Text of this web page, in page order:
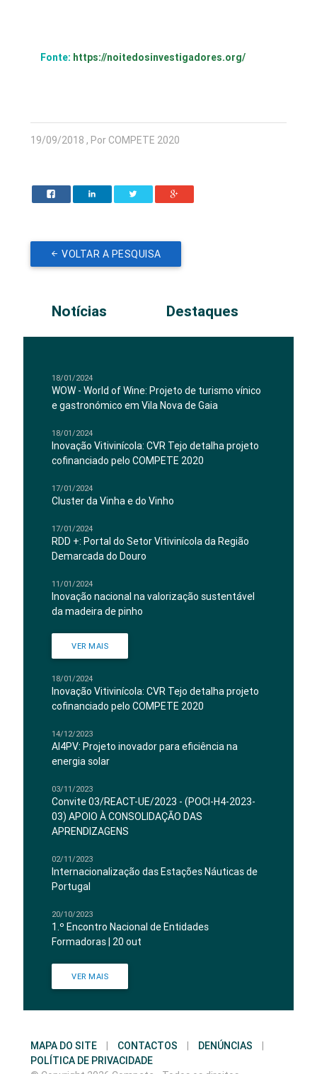
Fonte: https://noitedosinvestigadores.org/
19/09/2018 , Por COMPETE 2020
VOLTAR A PESQUISA
Notícias Destaques
18/01/2024
WOW - World of Wine: Projeto de turismo vínico
e gastronómico em Vila Nova de Gaia
18/01/2024
Inovação Vitivinícola: CVR Tejo detalha projeto
cofinanciado pelo COMPETE 2020
17/01/2024
Cluster da Vinha e do Vinho
17/01/2024
RDD +: Portal do Setor Vitivinícola da Região
Demarcada do Douro
11/01/2024
Inovação nacional na valorização sustentável
da madeira de pinho
VER MAIS
18/01/2024
Inovação Vitivinícola: CVR Tejo detalha projeto
cofinanciado pelo COMPETE 2020
14/12/2023
AI4PV: Projeto inovador para eficiência na
energia solar
03/11/2023
Convite 03/REACT-UE/2023 - (POCI-H4-2023-
03) APOIO À CONSOLIDAÇÃO DAS
APRENDIZAGENS
02/11/2023
Internacionalização das Estações Náuticas de
Portugal
20/10/2023
1.º Encontro Nacional de Entidades
Formadoras | 20 out
VER MAIS
MAPA DO SITE CONTACTOS DENÚNCIAS
POLÍTICA DE PRIVACIDADE